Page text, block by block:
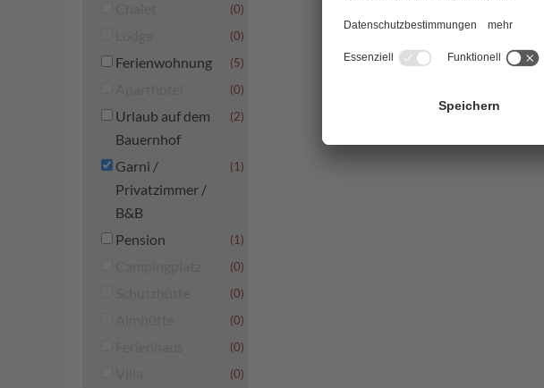
(0)
(0)
Ferienwohnung (5)
(0)
Urlaub auf dem
Bauernhof
(2)
Garni /
Privatzimmer /
B&B
(1)
Pension (1)
(0)
(0)
(0)
(0)
(0)